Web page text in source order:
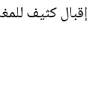
إقبال كثيف